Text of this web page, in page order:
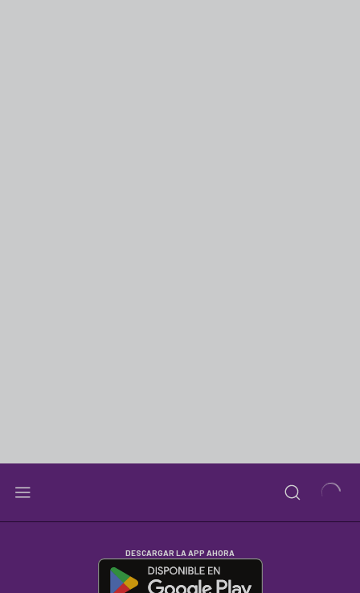
DESCARGAR LA APP AHORA